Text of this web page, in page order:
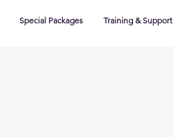
Special Packages Training & Support